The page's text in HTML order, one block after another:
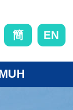
簡 EN